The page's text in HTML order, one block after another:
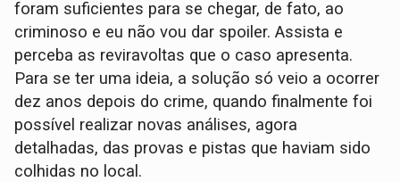
foram suficientes para se chegar, de fato, ao
criminoso e eu não vou dar spoiler. Assista e
perceba as reviravoltas que o caso apresenta.
Para se ter uma ideia, a solução só veio a ocorrer
dez anos depois do crime, quando finalmente foi
possível realizar novas análises, agora
detalhadas, das provas e pistas que haviam sido
colhidas no local.